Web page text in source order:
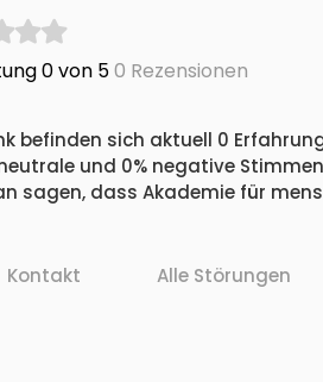
0 von 50 Rezensionen
befinden sich aktuell 0
und 0% negative
sagen, dass Akademie für
Kontakt Alle Störungen